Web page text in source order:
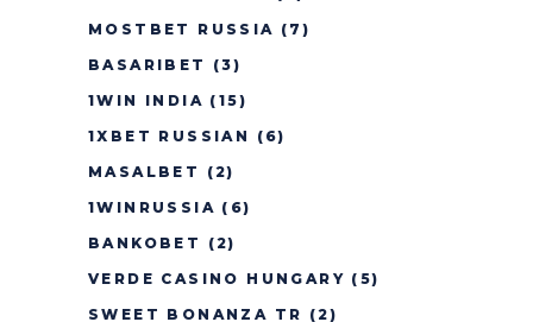
MOSTBET RUSSIA (7)
BASARIBET
(3)
1WIN INDIA (15)
1XBET RUSSIAN
(6)
MASALBET
(2)
1WINRUSSIA (6)
BANKOBET
(2)
VERDE CASINO HUNGARY (5)
SWEET BONANZA TR (2)